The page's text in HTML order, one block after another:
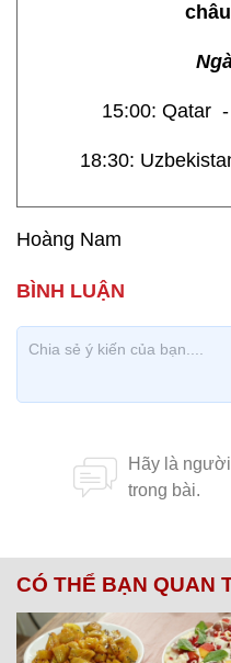
15:00: Qatar
18:30:
Hoàng Nam
CÓ THỂ BẠN QUAN